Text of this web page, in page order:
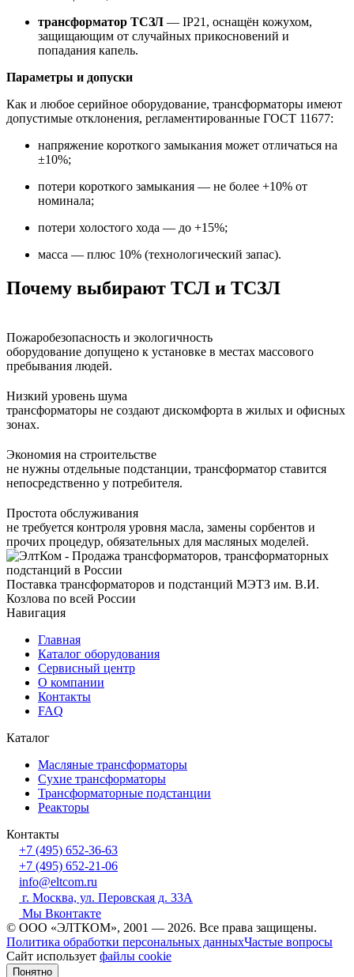
трансформатор ТСЗЛ — IP21, оснащён кожухом,
защищающим от случайных прикосновений и
попадания капель.
Параметры и допуски
Как и любое серийное оборудование, трансформаторы имеют
допустимые отклонения, регламентированные ГОСТ 11677:
напряжение короткого замыкания может отличаться на
±10%;
потери короткого замыкания — не более +10% от
номинала;
потери холостого хода — до +15%;
масса — плюс 10% (технологический запас).
Почему выбирают ТСЛ и ТСЗЛ
Пожаробезопасность и экологичность
оборудование допущено к установке в местах массового
пребывания людей.
Низкий уровень шума
трансформаторы не создают дискомфорта в жилых и офисных
зонах.
Экономия на строительстве
не нужны отдельные подстанции, трансформатор ставится
непосредственно у потребителя.
Простота обслуживания
не требуется контроля уровня масла, замены сорбентов и
прочих процедур, обязательных для масляных моделей.
Поставка трансформаторов и подстанций МЭТЗ им. В.И.
Козлова по всей России
Навигация
Главная
Каталог оборудования
Сервисный центр
О компании
Контакты
FAQ
Каталог
Масляные трансформаторы
Сухие трансформаторы
Трансформаторные подстанции
Реакторы
Контакты
+7 (495) 652-36-63
+7 (495) 652-21-06
info@eltcom.ru
г. Москва, ул. Перовская д. 33А
Мы Вконтакте
© ООО «ЭЛТКОМ», 2001 — 2026. Все права защищены.
Политика обработки персональных данныхЧастые вопросы
Сайт использует файлы cookie
Понятно